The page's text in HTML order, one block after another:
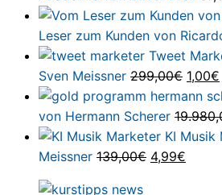
Leser zum Kunden von
Tweet
Sven Meissner 299,00€
Preis
war:
1,00€
von Hermann Scherer
KI Musik
Meissner 139,00€ 4,99€